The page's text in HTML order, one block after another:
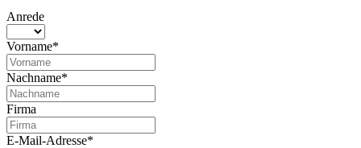
Anrede
Vorname*
Nachname*
Firma
E-Mail-Adresse*